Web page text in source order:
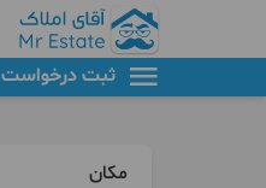
ثبت درخواست
مکان